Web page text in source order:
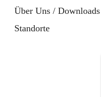
Über Uns / Downloads
Standorte